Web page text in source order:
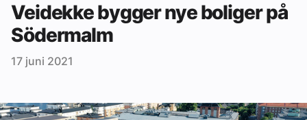
Om Byggfakta
Annonsere
Abonnere
Veidekke bygger nye boliger på
Södermalm
17 juni 2021